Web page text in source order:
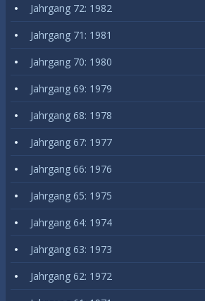
Jahrgang 72: 1982
Jahrgang 71: 1981
Jahrgang 70: 1980
Jahrgang 69: 1979
Jahrgang 68: 1978
Jahrgang 67: 1977
Jahrgang 66: 1976
Jahrgang 65: 1975
Jahrgang 64: 1974
Jahrgang 63: 1973
Jahrgang 62: 1972